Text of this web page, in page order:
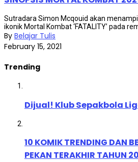
Sutradara Simon Mcqouid akan
ikonik Mortal Kombat ‘FATALITY’ pada
By Belajar Tulis
February 15, 2021
Trending
Dijual! Klub Sepakbola
10 KOMIK TRENDING DAN
PEKAN TERAKHIR TAHUN